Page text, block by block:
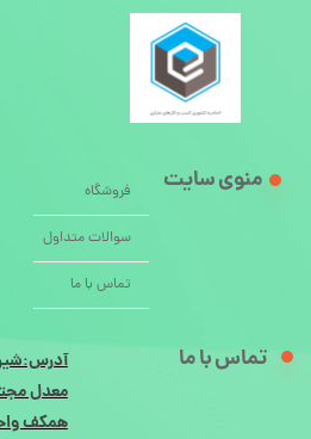
فروشگاه
سوالات متداول
تماس با ما
منوی سایت
تماس با ما
معدل
همکف واحد